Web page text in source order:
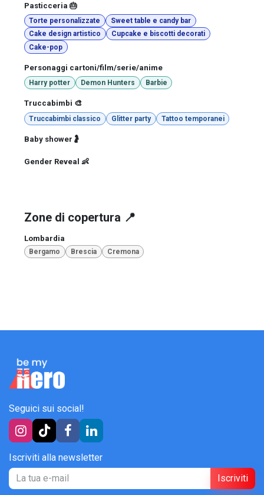
Pasticceria 🎂
Torte personalizzate
Sweet table e candy bar
Cake design artistico
Cupcake e biscotti decorati
Cake-pop
Personaggi cartoni/film/serie/anime
Harry potter Demon Hunters Barbie
Truccabimbi 🎨
Truccabimbi classico Glitter party Tattoo temporanei
Baby shower🤰
Gender Reveal 👶
Zone di copertura 📍
Lombardia
Bergamo Brescia Cremona
Seguici sui social!
Iscriviti alla newsletter
Iscriviti